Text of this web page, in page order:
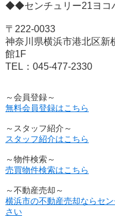
◆◆センチュリー21ヨ
〒222-0033
神奈川県横浜市港北区新
館1F
TEL：045-477-2330
～会員登録～
無料会員登録はこちら
～スタッフ紹介～
スタッフ紹介はこちら
～物件検索～
売買物件検索はこちら
～不動産売却～
横浜市の不動産売却ならセ
さい